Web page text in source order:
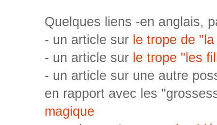
Quelques liens -en anglais,
- un article sur le trope de
- un article sur le trope "les
- un article sur une autre
en rapport avec les
magique